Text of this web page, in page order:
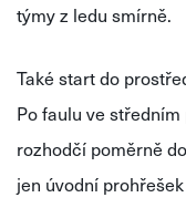
týmy z ledu smírně.
Také start do
Po faulu ve
rozhodčí poměrně
jen úvodní